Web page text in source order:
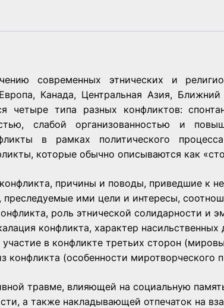
современных этнических и
Канада, Центральная Азия,
четыре типа разных конфликтов:
слабой организованностью и
в рамках политического
которые обычно описываются как
причины и поводы, приведшие к
ими цели и интересы,
роль этнической солидарности и
конфликта, характер насильственных
в конфликте третьих сторон
конфликта (особенности миротворческого
травме, влияющей на социальную
а также накладывающей отпечаток на